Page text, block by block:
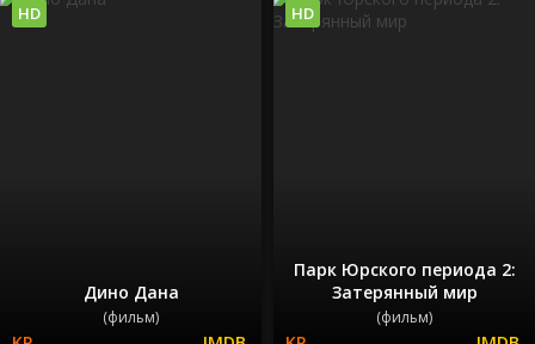
Дино Дана
(фильм)
HD
Парк Юрского периода 2:
Затерянный мир
(фильм)
HD